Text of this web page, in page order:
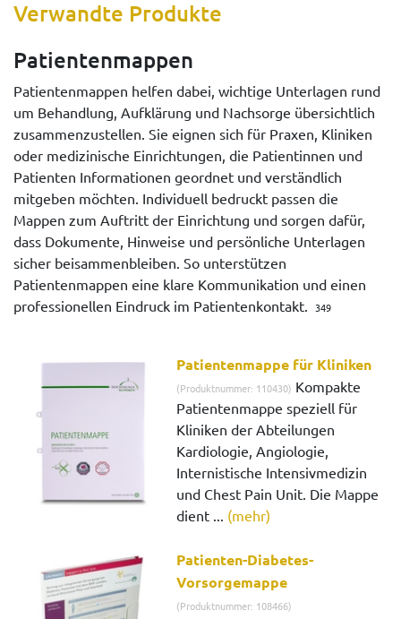
Verwandte Produkte
Patientenmappen
Patientenmappen helfen dabei, wichtige Unterlagen rund
um Behandlung, Aufklärung und Nachsorge übersichtlich
zusammenzustellen. Sie eignen sich für Praxen, Kliniken
oder medizinische Einrichtungen, die Patientinnen und
Patienten Informationen geordnet und verständlich
mitgeben möchten. Individuell bedruckt passen die
Mappen zum Auftritt der Einrichtung und sorgen dafür,
dass Dokumente, Hinweise und persönliche Unterlagen
sicher beisammenbleiben. So unterstützen
Patientenmappen eine klare Kommunikation und einen
professionellen Eindruck im Patientenkontakt.
349
Patientenmappe für Kliniken
(Produktnummer: 110430) Kompakte
Patientenmappe speziell für
Kliniken der Abteilungen
Kardiologie, Angiologie,
Internistische Intensivmedizin
und Chest Pain Unit. Die Mappe
dient ... (mehr)
Patienten-Diabetes-
Vorsorgemappe
(Produktnummer: 108466)